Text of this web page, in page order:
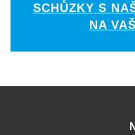
SCHŮZKY S
NA